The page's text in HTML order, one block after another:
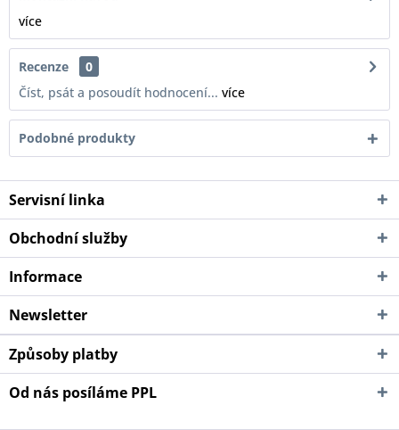
více
Recenze
0
Číst, psát a posoudít hodnocení... více
Podobné produkty
Servisní linka
Obchodní služby
Informace
Newsletter
Způsoby platby
Od nás posíláme PPL